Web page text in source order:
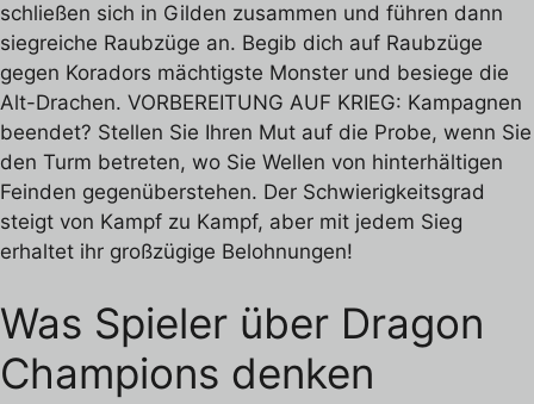
schließen sich in Gilden zusammen und führen dann
siegreiche Raubzüge an. Begib dich auf Raubzüge
gegen Koradors mächtigste Monster und besiege die
Alt-Drachen. VORBEREITUNG AUF KRIEG: Kampagnen
beendet? Stellen Sie Ihren Mut auf die Probe, wenn Sie
den Turm betreten, wo Sie Wellen von hinterhältigen
Feinden gegenüberstehen. Der Schwierigkeitsgrad
steigt von Kampf zu Kampf, aber mit jedem Sieg
erhaltet ihr großzügige Belohnungen!
Was Spieler über Dragon
Champions denken